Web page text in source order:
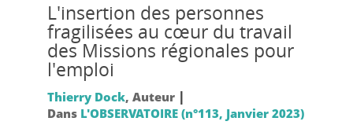
L'insertion des personnes
fragilisées au cœur du travail
des Missions régionales pour
l'emploi
Thierry Dock, Auteur |
Dans L'OBSERVATOIRE (n°113, Janvier 2023)